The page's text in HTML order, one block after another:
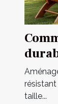
taille...